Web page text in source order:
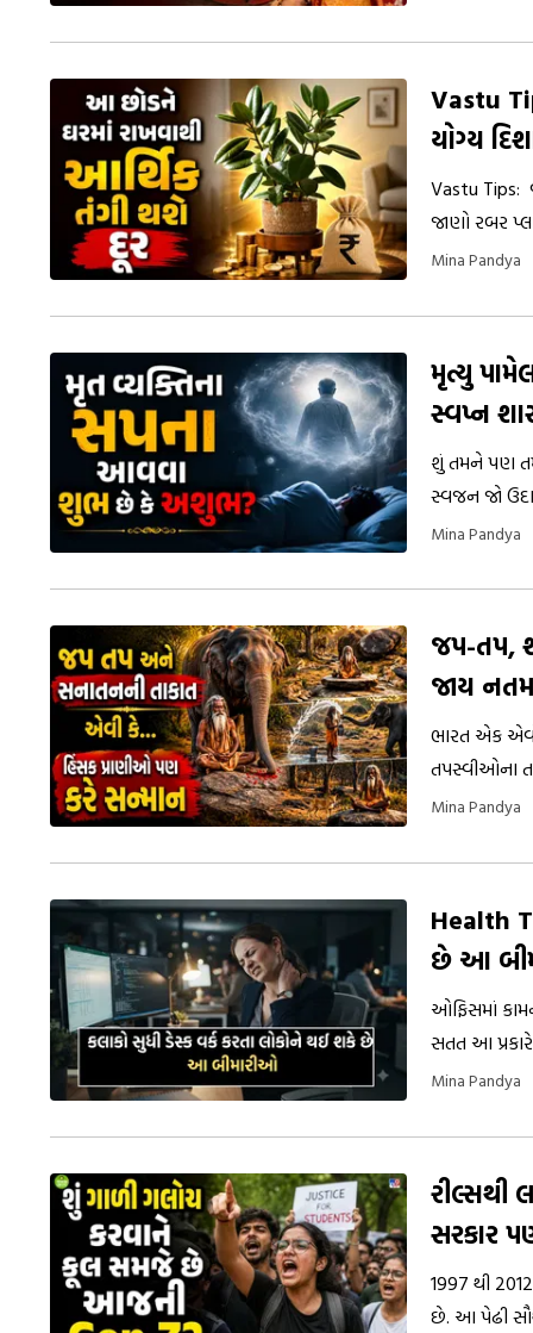
Vastu
યોગ્ય
Vastu Tips:
જાણો રબર
Mina Pandya
મૃત્યુ
સ્વપ્ન
શું તમને પણ
સ્વજન જો
સંકેત રહેલો
Mina Pandya
જપ-તપ,
જાય
ભારત એક
તપસ્વીઓના
નતમસ્તક થઈ
Mina Pandya
Health
છે આ
ઓફિસમાં
સતત આ
આવો જાણીએ
Mina Pandya
રીલ્સથી
સરકાર
1997 થી
છે. આ પેઢી